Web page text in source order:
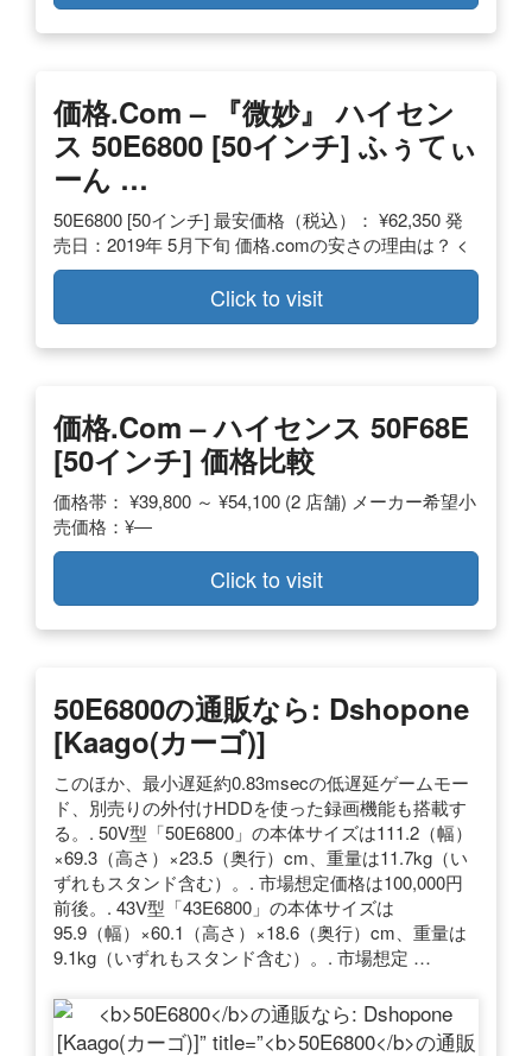
価格.com – 『微妙』 ハイセン
ス 50E6800 [50インチ] ふぅてぃ
ーん …
50E6800 [50インチ] 最安価格（税込）： ¥62,350 発
売日：2019年 5月下旬 価格.comの安さの理由は？ <
Click to visit
価格.com – ハイセンス 50F68E
[50インチ] 価格比較
価格帯： ¥39,800 ～ ¥54,100 (2 店舗) メーカー希望小
売価格：¥―
Click to visit
50E6800の通販なら: Dshopone
[Kaago(カーゴ)]
このほか、最小遅延約0.83msecの低遅延ゲームモー
ド、別売りの外付けHDDを使った録画機能も搭載す
る。. 50V型「50E6800」の本体サイズは111.2（幅）
×69.3（高さ）×23.5（奥行）cm、重量は11.7kg（い
ずれもスタンド含む）。. 市場想定価格は100,000円
前後。. 43V型「43E6800」の本体サイズは
95.9（幅）×60.1（高さ）×18.6（奥行）cm、重量は
9.1kg（いずれもスタンド含む）。. 市場想定 …